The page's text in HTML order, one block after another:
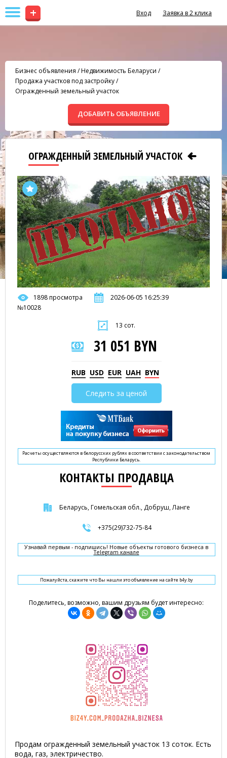
+ Вход Заявка в 2 клика
Бизнес объявления /Недвижимость Беларуси /
Продажа участков под застройку/
Огражденный земельный участок
ДОБАВИТЬ ОБЪЯВЛЕНИЕ
ОГРАЖДЕННЫЙ ЗЕМЕЛЬНЫЙ УЧАСТОК
1898 просмотра
2026-06-05 16:25:39
№10028
13 сот.
31 051 BYN
RUB USD EUR UAH BYN
Следить за ценой
Расчеты осуществляются в белорусских рублях в соответствии с законодательством
Республики Беларусь.
КОНТАКТЫ ПРОДАВЦА
Беларусь, Гомельская обл., Добруш, Ланге
+375(29)732-75-84
Узнавай первым - подпишись! Новые объекты готового бизнеса в
Telegram канале
Пожалуйста, скажите что Вы нашли это объявление на сайте b4y.by
Поделитесь, возможно, вашим друзьям будет интересно:
Продам огражденный земельный участок 13 соток. Есть
вода, газ, электричество.